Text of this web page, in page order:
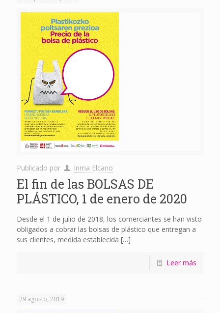
Publicado por Inma Elcano
El fin de las BOLSAS DE
PLÁSTICO, 1 de enero de 2020
Desde el 1 de julio de 2018, los comerciantes se han visto
obligados a cobrar las bolsas de plástico que entregan a
sus clientes, medida establecida […]
Leer más
29 agosto, 2019